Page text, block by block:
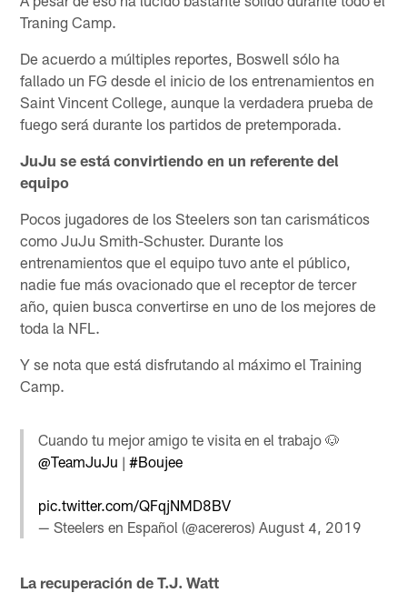
Traning Camp.
De acuerdo a múltiples reportes, Boswell sólo ha
fallado un FG desde el inicio de los entrenamientos en
Saint Vincent College, aunque la verdadera prueba de
fuego será durante los partidos de pretemporada.
JuJu se está convirtiendo en un referente del
equipo
Pocos jugadores de los Steelers son tan carismáticos
como JuJu Smith-Schuster. Durante los
entrenamientos que el equipo tuvo ante el público,
nadie fue más ovacionado que el receptor de tercer
año, quien busca convertirse en uno de los mejores de
toda la NFL.
Y se nota que está disfrutando al máximo el Training
Camp.
Cuando tu mejor amigo te visita en el trabajo 🐶
@TeamJuJu |#Boujee
pic.twitter.com/QFqjNMD8BV
— Steelers en Español (@acereros)August 4, 2019
La recuperación de T.J. Watt